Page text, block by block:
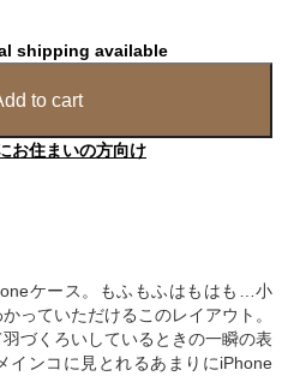
shipping available
to cart
お住まいの方向け
ケース。もふもふはもはも…小
っていただけるこのレイアウト。
づくろいしているときの一瞬の表
インコに見とれるあまりにiPhone